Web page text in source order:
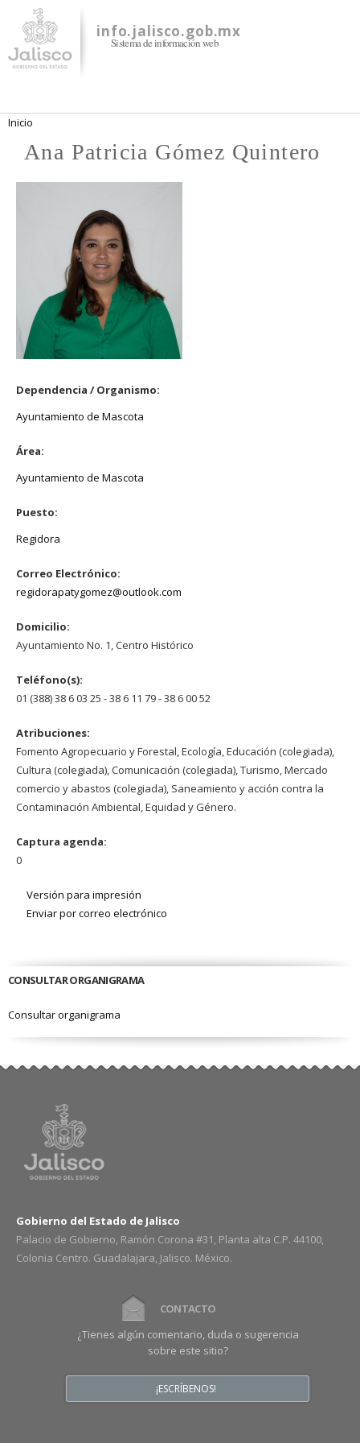
contenido
principal
info.jalisco.gob.mx
Sistema de información web
Se encuentra usted aquí
Inicio
Ana Patricia Gómez Quintero
Dependencia / Organismo:
Ayuntamiento de Mascota
Área:
Ayuntamiento de Mascota
Puesto:
Regidora
Correo Electrónico:
regidorapatygomez@outlook.com
Domicilio:
Ayuntamiento No. 1, Centro Histórico
Teléfono(s):
01 (388) 38 6 03 25 - 38 6 11 79 - 38 6 00 52
Atribuciones:
Fomento Agropecuario y Forestal, Ecología, Educación (colegiada),
Cultura (colegiada), Comunicación (colegiada), Turismo, Mercado
comercio y abastos (colegiada), Saneamiento y acción contra la
Contaminación Ambiental, Equidad y Género.
Captura agenda:
0
Versión para impresión
Enviar por correo electrónico
CONSULTAR ORGANIGRAMA
Consultar organigrama
Gobierno del Estado de Jalisco
Palacio de Gobierno, Ramón Corona #31, Planta alta C.P. 44100,
Colonia Centro. Guadalajara, Jalisco. México.
CONTACTO
¿Tienes algún comentario, duda o sugerencia
sobre este sitio?
¡ESCRÍBENOS!